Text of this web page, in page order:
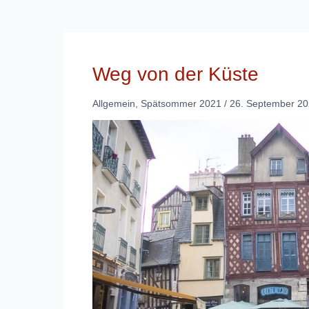
Weg von der Küste
Allgemein Spätsommer 2021 / 26. September